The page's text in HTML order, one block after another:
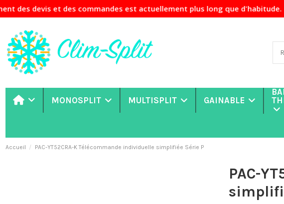
commandes est actuellement plus long que d'habitude. Si votre
MONOSPLIT MULTISPLIT GAINABLE
Accueil PAC-YT52CRA-K Télécommande individuelle simplifiée Série P
PAC-